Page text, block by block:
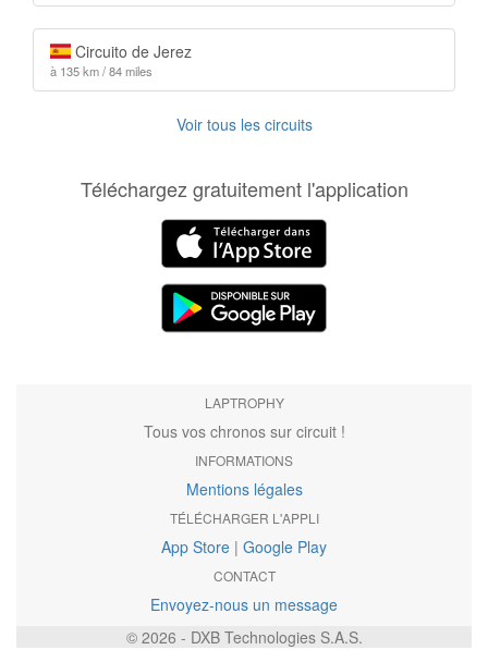
Circuito de Jerez
à 135 km / 84 miles
Voir tous les circuits
Téléchargez gratuitement l'application
LAPTROPHY
Tous vos chronos sur circuit !
INFORMATIONS
Mentions légales
TÉLÉCHARGER L'APPLI
App Store | Google Play
CONTACT
Envoyez-nous un message
© 2026 - DXB Technologies S.A.S.